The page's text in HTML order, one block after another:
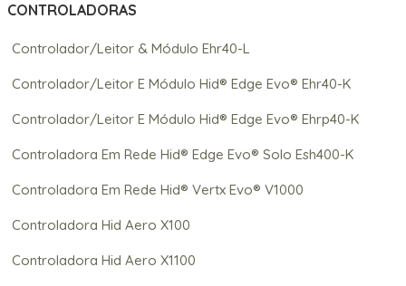
CONTROLADORAS
Controlador/Leitor & Módulo Ehr40-L
Controlador/Leitor E Módulo Hid® Edge Evo® Ehr40-K
Controlador/Leitor E Módulo Hid® Edge Evo® Ehrp40-K
Controladora Em Rede Hid® Edge Evo® Solo Esh400-K
Controladora Em Rede Hid® Vertx Evo® V1000
Controladora Hid Aero X100
Controladora Hid Aero X1100